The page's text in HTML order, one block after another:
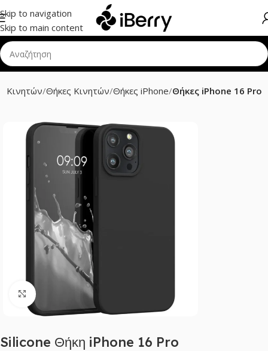
Skip to navigation
Skip to main content
Κινητών Θήκες Κινητών Θήκες iPhone Θήκες iPhone 16 Pro
Click to enlarge
Silicone Θήκη iPhone 16 Pro